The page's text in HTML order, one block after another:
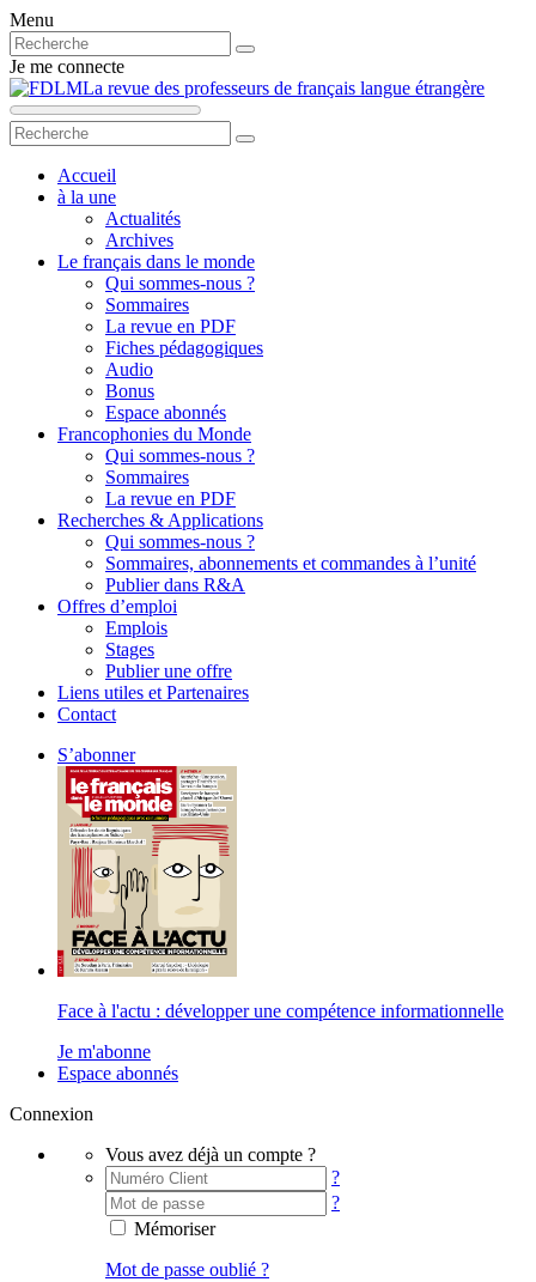
Menu
Je me connecte
La revue des professeurs de français langue étrangère
Accueil
à la une
Actualités
Archives
Le français dans le monde
Qui sommes-nous ?
Sommaires
La revue en PDF
Fiches pédagogiques
Audio
Bonus
Espace abonnés
Francophonies du Monde
Qui sommes-nous ?
Sommaires
La revue en PDF
Recherches & Applications
Qui sommes-nous ?
Sommaires, abonnements et commandes à l’unité
Publier dans R&A
Offres d’emploi
Emplois
Stages
Publier une offre
Liens utiles et Partenaires
Contact
S’abonner
Face à l'actu : développer une compétence informationnelle
Je m'abonne
Espace abonnés
Connexion
Vous avez déjà un compte ?
?
?
Mémoriser
Mot de passe oublié ?